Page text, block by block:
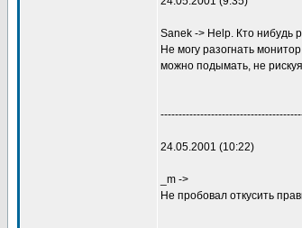
Sanek -> Help. Кто нибудь
Не могу разогнать
можно подымать, не
24.05.2001 (10:22)
_m ->
Не пробовал откусить